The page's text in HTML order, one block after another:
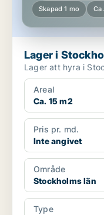
Skapad 1 mo
Lager i
Lager att hyra i
Areal
Ca. 15 m2
Pris pr. md.
Inte angivet
Område
Stockholms län
Type